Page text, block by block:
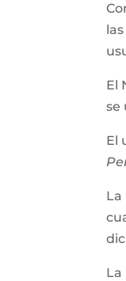
El
se
El
La
La